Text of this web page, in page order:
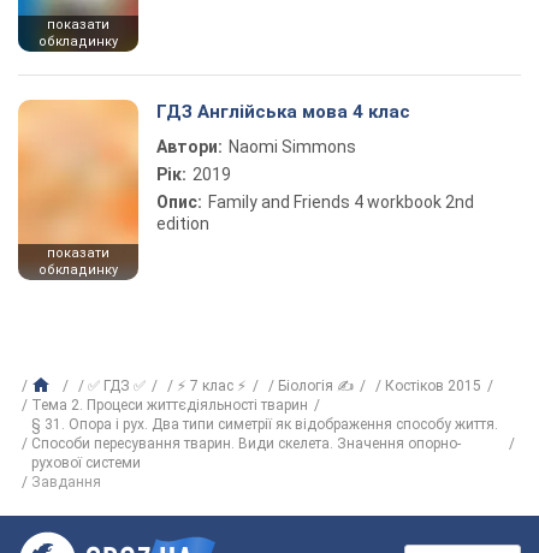
показати
обкладинку
показати
обкладинку
ГДЗ Англійська мова 4 клас
Автори: Naomi Simmons
Рік: 2019
Опис: Family and Friends 4 workbook 2nd
edition
✅ ГДЗ ✅ ⚡ 7 клас ⚡ Біологія ✍
Костіков 2015
Тема 2. Процеси життєдіяльності тварин
§ 31. Опора і рух. Два типи симетрії як відображення способу життя.
Способи пересування тварин. Види скелета. Значення опорно-
рухової системи
Завдання